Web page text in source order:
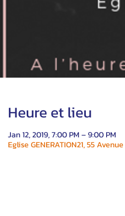
Heure et lieu
Jan 12, 2019, 7:00 PM – 9:00 PM
Eglise GENERATION21, 55